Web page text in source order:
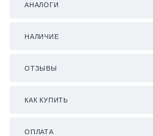
АНАЛОГИ
НАЛИЧИЕ
ОТЗЫВЫ
КАК КУПИТЬ
ОПЛАТА